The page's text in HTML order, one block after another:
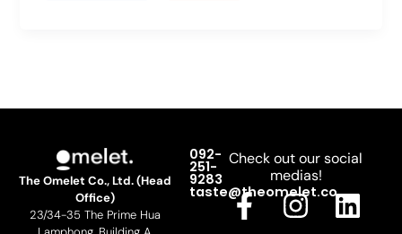
The Omelet Co., Ltd. (Head
Office)
23/34-35 The Prime Hua
092-
251-
9283
taste@theomelet.co
Check out our social
medias!
F
a
I
n
L
i
L
M